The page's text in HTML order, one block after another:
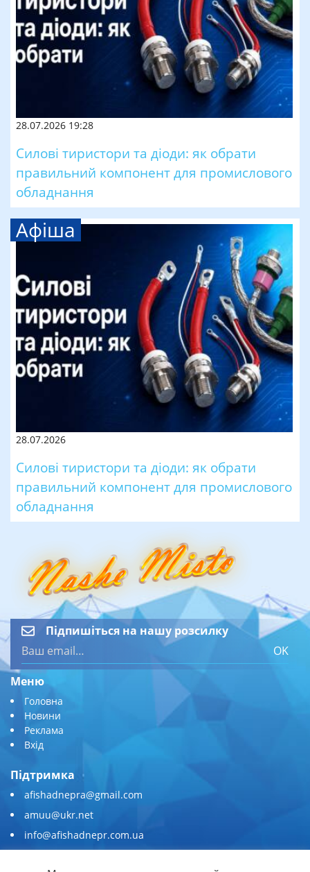
28.07.2026 19:28
Силові тиристори та діоди: як обрати
правильний компонент для промислового
обладнання
Афіша
28.07.2026
Силові тиристори та діоди: як обрати
правильний компонент для промислового
обладнання
Підпишіться на нашу розсилку
OK
Меню
Головна
Новини
Реклама
Вхід
Підтримка
afishadnepra@gmail.com
amuu@ukr.net
info@afishadnepr.com.ua